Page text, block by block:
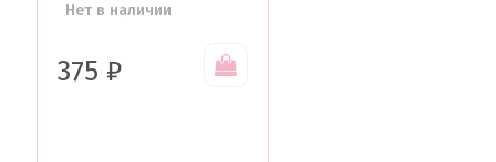
Нет в наличии
375 ₽